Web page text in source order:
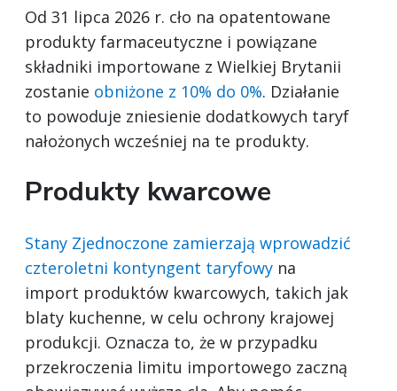
Od 31 lipca 2026 r. cło na opatentowane
produkty farmaceutyczne i powiązane
składniki importowane z Wielkiej Brytanii
zostanie obniżone z 10% do 0%. Działanie
to powoduje zniesienie dodatkowych taryf
nałożonych wcześniej na te produkty.
Produkty kwarcowe
Stany Zjednoczone zamierzają wprowadzić
czteroletni kontyngent taryfowy na
import produktów kwarcowych, takich jak
blaty kuchenne, w celu ochrony krajowej
produkcji. Oznacza to, że w przypadku
przekroczenia limitu importowego zaczną